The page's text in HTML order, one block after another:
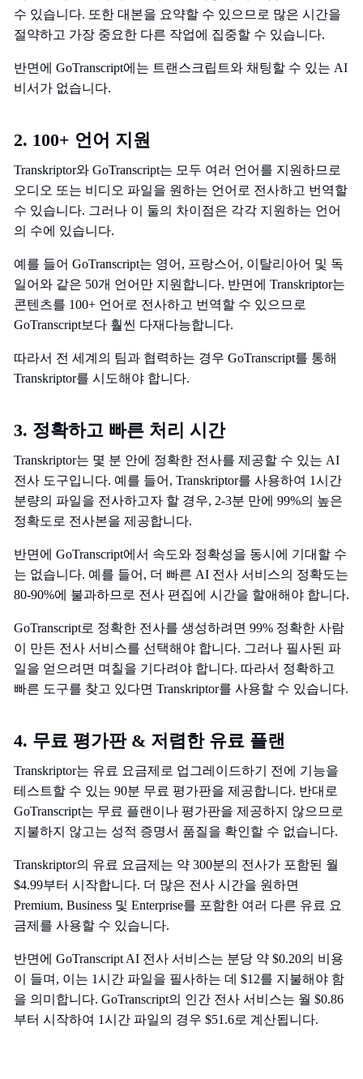
수 있습니다. 또한 대본을 요약할 수 있으므로 많은 시간을
절약하고 가장 중요한 다른 작업에 집중할 수 있습니다.
반면에 GoTranscript에는 트랜스크립트와 채팅할 수 있는 AI
비서가 없습니다.
2. 100+ 언어 지원
Transkriptor와 GoTranscript는 모두 여러 언어를 지원하므로
오디오 또는 비디오 파일을 원하는 언어로 전사하고 번역할
수 있습니다. 그러나 이 둘의 차이점은 각각 지원하는 언어
의 수에 있습니다.
예를 들어 GoTranscript는 영어, 프랑스어, 이탈리아어 및 독
일어와 같은 50개 언어만 지원합니다. 반면에 Transkriptor는
콘텐츠를 100+ 언어로 전사하고 번역할 수 있으므로
GoTranscript보다 훨씬 다재다능합니다.
따라서 전 세계의 팀과 협력하는 경우 GoTranscript를 통해
Transkriptor를 시도해야 합니다.
3. 정확하고 빠른 처리 시간
Transkriptor는 몇 분 안에 정확한 전사를 제공할 수 있는 AI
전사 도구입니다. 예를 들어, Transkriptor를 사용하여 1시간
분량의 파일을 전사하고자 할 경우, 2-3분 만에 99%의 높은
정확도로 전사본을 제공합니다.
반면에 GoTranscript에서 속도와 정확성을 동시에 기대할 수
는 없습니다. 예를 들어, 더 빠른 AI 전사 서비스의 정확도는
80-90%에 불과하므로 전사 편집에 시간을 할애해야 합니다.
GoTranscript로 정확한 전사를 생성하려면 99% 정확한 사람
이 만든 전사 서비스를 선택해야 합니다. 그러나 필사된 파
일을 얻으려면 며칠을 기다려야 합니다. 따라서 정확하고
빠른 도구를 찾고 있다면 Transkriptor를 사용할 수 있습니다.
4. 무료 평가판 & 저렴한 유료 플랜
Transkriptor는 유료 요금제로 업그레이드하기 전에 기능을
테스트할 수 있는 90분 무료 평가판을 제공합니다. 반대로
GoTranscript는 무료 플랜이나 평가판을 제공하지 않으므로
지불하지 않고는 성적 증명서 품질을 확인할 수 없습니다.
Transkriptor의 유료 요금제는 약 300분의 전사가 포함된 월
$4.99부터 시작합니다. 더 많은 전사 시간을 원하면
Premium, Business 및 Enterprise를 포함한 여러 다른 유료 요
금제를 사용할 수 있습니다.
반면에 GoTranscript AI 전사 서비스는 분당 약 $0.20의 비용
이 들며, 이는 1시간 파일을 필사하는 데 $12를 지불해야 함
을 의미합니다. GoTranscript의 인간 전사 서비스는 월 $0.86
부터 시작하여 1시간 파일의 경우 $51.6로 계산됩니다.